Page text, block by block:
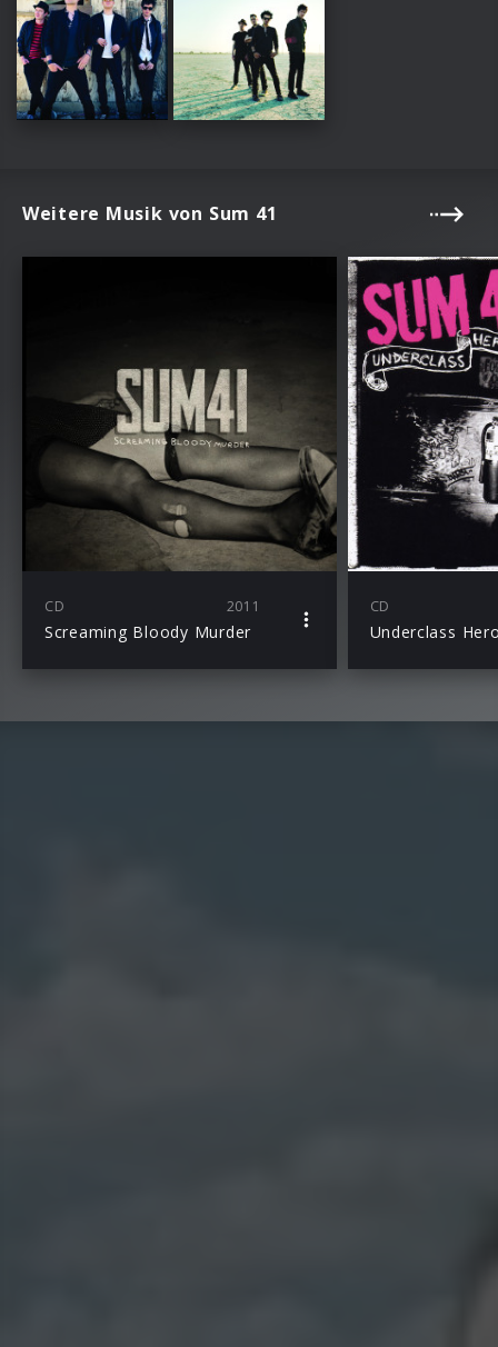
Weitere Musik von Sum 41
CD 2011
Screaming Bloody Murder
CD
Underclass